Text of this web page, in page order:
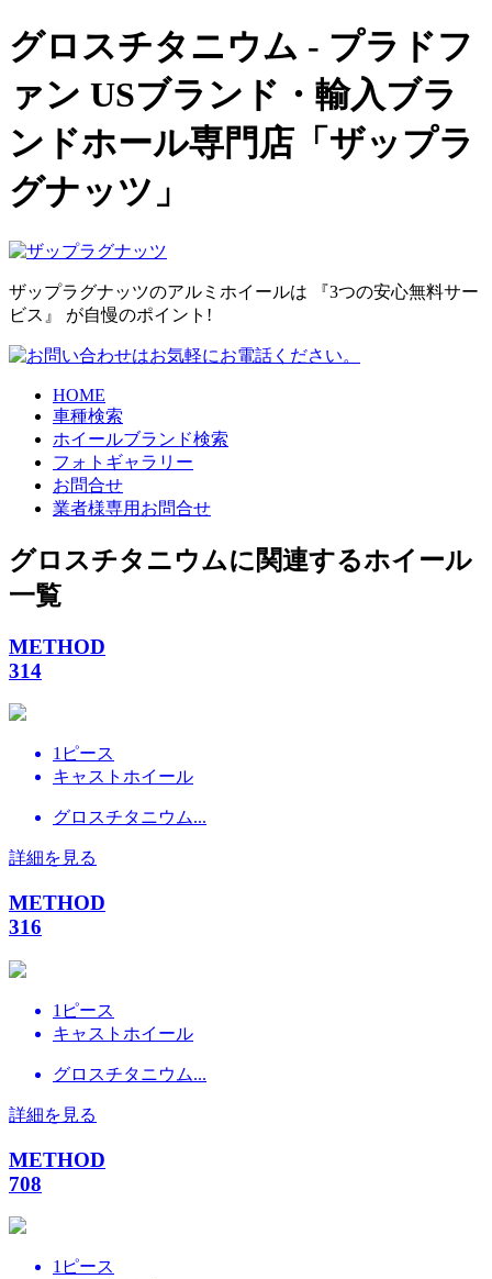
グロスチタニウム - プラドフ
ァン USブランド・輸入ブラ
ンドホール専門店「ザップラ
グナッツ」
ザップラグナッツのアルミホイールは 『3つの安心無料サー
ビス』 が自慢のポイント!
HOME
車種検索
ホイールブランド検索
フォトギャラリー
お問合せ
業者様専用お問合せ
グロスチタニウムに関連するホイール
一覧
METHOD
314
1ピース
キャストホイール
グロスチタニウム...
詳細を見る
METHOD
316
1ピース
キャストホイール
グロスチタニウム...
詳細を見る
METHOD
708
1ピース